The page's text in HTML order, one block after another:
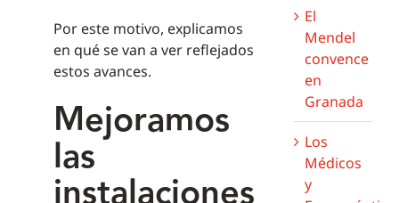
Por este motivo, explicamos
en qué se van a ver reflejados
estos avances.
Mejoramos
las
El
Mendel
convence
en
Granada
Los
Médicos
y